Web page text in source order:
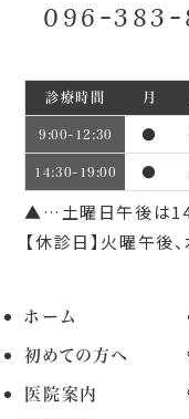
096-383-
診療時間 月
9:00~12:30 ●
14:30~19:00 ●
▲…土曜日午後は
【休診日】火曜午後
ホーム
初めての方へ
医院案内